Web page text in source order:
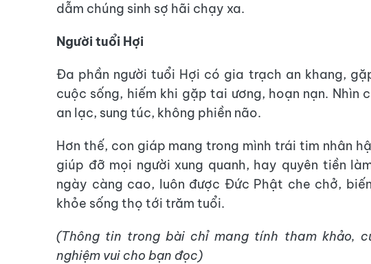
dẫm chúng sinh sợ hãi chạy xa.
Người tuổi Hợi
Đa phần người tuổi Hợi có gia trạch an khang,
cuộc sống, hiếm khi gặp tai ương, hoạn nạn. Nhìn
an lạc, sung túc, không phiền não.
Hơn thế, con giáp mang trong mình trái tim nhân
giúp đỡ mọi người xung quanh, hay quyên tiền
ngày càng cao, luôn được Đức Phật che chở,
khỏe sống thọ tới trăm tuổi.
(Thông tin trong bài chỉ mang tính tham khảo,
nghiệm vui cho bạn đọc)